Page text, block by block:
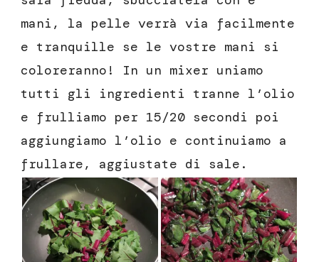
mani, la pelle verrà via facilmente
e tranquille se le vostre mani si
coloreranno! In un mixer uniamo
tutti gli ingredienti tranne l’olio
e frulliamo per 15/20 secondi poi
aggiungiamo l’olio e continuiamo a
frullare, aggiustate di sale.